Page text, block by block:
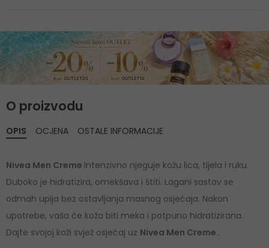
O proizvodu
OPIS
Nivea Men Creme Intenzivno njeguje kožu lica, tijela i ruku.
Duboko je hidratizira, omekšava i štiti. Lagani sastav se
odmah upija bez ostavljanja masnog osjećaja. Nakon
upotrebe, vaša će koža biti meka i potpuno hidratizirana.
Dajte svojoj koži svjež osjećaj uz Nivea Men Creme .
OCJENA OSTALE INFORMACIJE